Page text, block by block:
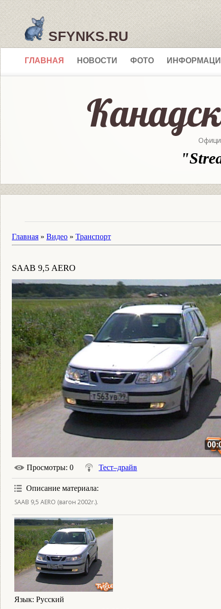
SFYNKS.RU
ГЛАВНАЯ НОВОСТИ ФОТО
Главная » Видео » Транспорт
SAAB 9,5 AERO
Просмотры: 0 Тест–драйв
Описание материала:
SAAB 9,5 AERO (вагон 2002г.).
Язык: Русский